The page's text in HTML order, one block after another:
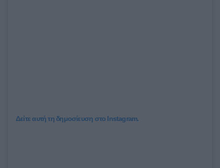
Δείτε αυτή τη δημοσίευση στο Instagram.